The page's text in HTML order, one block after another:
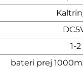
1-
bateri prej